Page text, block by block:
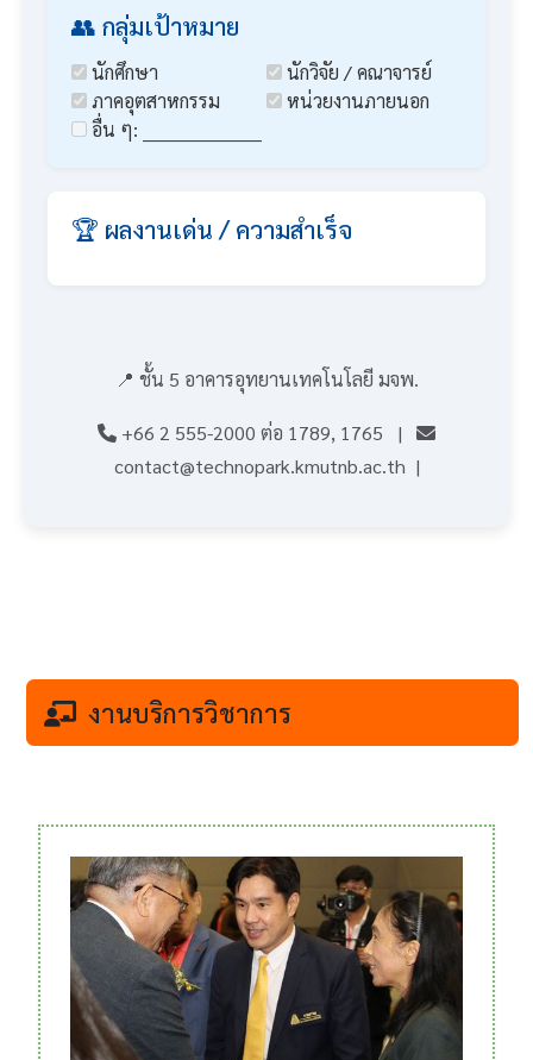
👥 กลุ่มเป้าหมาย
นักศึกษา
นักวิจัย / คณาจารย์
ภาคอุตสาหกรรม
หน่วยงานภายนอก
อื่น ๆ: ____________________
🏆 ผลงานเด่น / ความสำเร็จ
📍 ชั้น 5 อาคารอุทยานเทคโนโลยี มจพ.
+66 2 555-2000 ต่อ 1789, 1765 |
contact@technopark.kmutnb.ac.th |
งานบริการวิชาการ